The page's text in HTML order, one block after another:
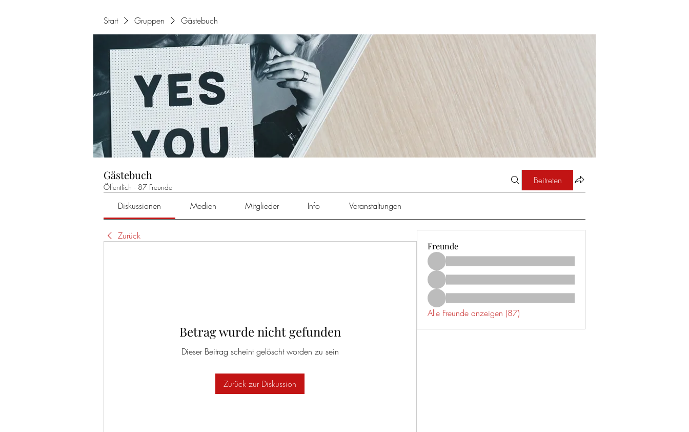
Start Gruppen Gästebuch
Gästebuch
Öffentlich · 87 Freunde
Beitreten
Diskussionen Medien Mitglieder Info Veranstaltungen
Zurück
Betrag wurde nicht gefunden
Dieser Beitrag scheint gelöscht worden zu sein
Zurück zur Diskussion
Freunde
Alle Freunde anzeigen (87)